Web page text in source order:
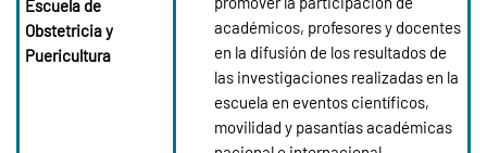
Escuela de
Obstetricia y
Puericultura
académicos, profesores y docentes
en la difusión de los resultados de
las investigaciones realizadas en la
escuela en eventos científicos,
movilidad y pasantías académicas